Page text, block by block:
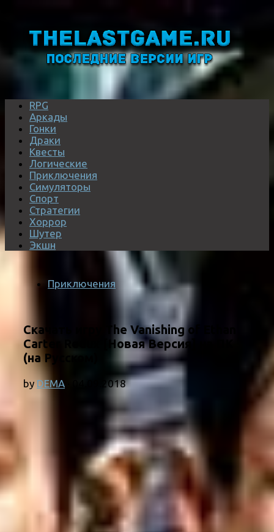
RPG
Аркады
Гонки
Драки
Квесты
Логические
Приключения
Симуляторы
Спорт
Стратегии
Хоррор
Шутер
Экшн
Приключения
Скачать игру The Vanishing of Ethan
Carter Redux [Новая Версия] на ПК
(на Русском)
by DEMA 04.09.2018